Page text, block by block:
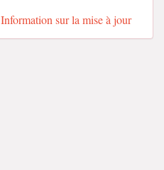
Information sur la mise à jour